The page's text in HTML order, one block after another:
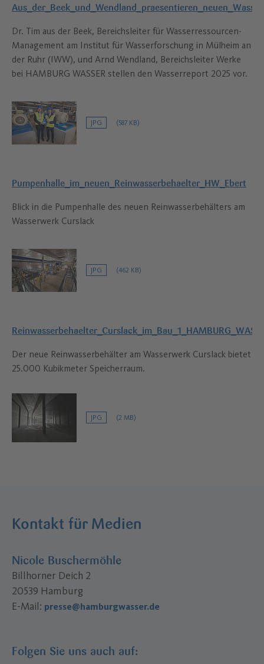
Dr. Tim aus der Beek, Bereichsleiter für Wasserressourcen-
Management am Institut für Wasserforschung in Mülheim an
der Ruhr (IWW), und Arnd Wendland, Bereichsleiter Werke
bei HAMBURG WASSER stellen den Wasserreport 2025 vor.
JPG (587 KB)
Pumpenhalle_im_neuen_Reinwasserbehaelter_HW_Ebert
Blick in die Pumpenhalle des neuen Reinwasserbehälters am
Wasserwerk Curslack
JPG (462 KB)
Der neue Reinwasserbehälter am Wasserwerk Curslack bietet
25.000 Kubikmeter Speicherraum.
JPG (2 MB)
Kontakt für Medien
Nicole Buschermöhle
Billhorner Deich 2
20539 Hamburg
E-Mail: presse@hamburgwasser.de
Folgen Sie uns auch auf: